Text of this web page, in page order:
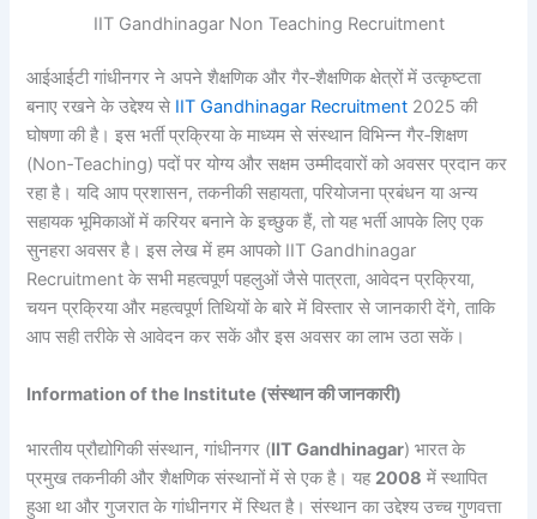
IIT Gandhinagar Non Teaching Recruitment
आईआईटी गांधीनगर ने अपने शैक्षणिक और गैर‑शैक्षणिक क्षेत्रों में उत्कृष्टता
बनाए रखने के उद्देश्य से IIT Gandhinagar Recruitment 2025 की
घोषणा की है। इस भर्ती प्रक्रिया के माध्यम से संस्थान विभिन्न गैर‑शिक्षण
(Non‑Teaching) पदों पर योग्य और सक्षम उम्मीदवारों को अवसर प्रदान कर
रहा है। यदि आप प्रशासन, तकनीकी सहायता, परियोजना प्रबंधन या अन्य
सहायक भूमिकाओं में करियर बनाने के इच्छुक हैं, तो यह भर्ती आपके लिए एक
सुनहरा अवसर है। इस लेख में हम आपको IIT Gandhinagar
Recruitment के सभी महत्वपूर्ण पहलुओं जैसे पात्रता, आवेदन प्रक्रिया,
चयन प्रक्रिया और महत्वपूर्ण तिथियों के बारे में विस्तार से जानकारी देंगे, ताकि
आप सही तरीके से आवेदन कर सकें और इस अवसर का लाभ उठा सकें।
Information of the Institute (संस्थान की जानकारी)
भारतीय प्रौद्योगिकी संस्थान, गांधीनगर (IIT Gandhinagar) भारत के
प्रमुख तकनीकी और शैक्षणिक संस्थानों में से एक है। यह 2008 में स्थापित
हुआ था और गुजरात के गांधीनगर में स्थित है। संस्थान का उद्देश्य उच्च गुणवत्ता